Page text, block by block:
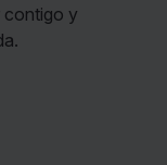
contigo y